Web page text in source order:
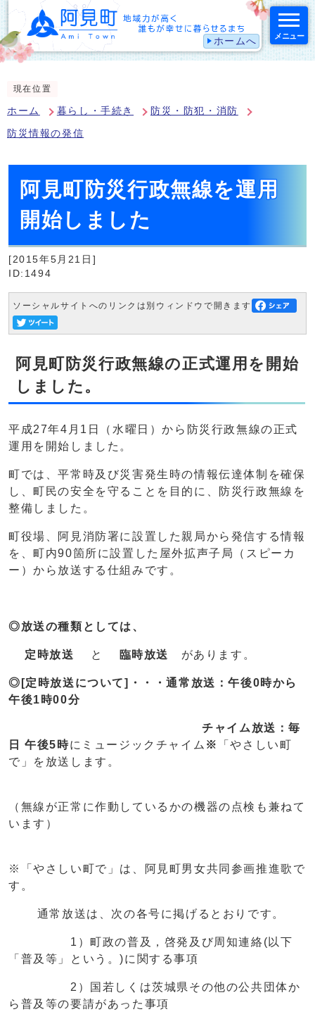
ホームへ メニュー
現在位置
ホーム 暮らし・手続き 防災・防犯・消防
防災情報の発信
阿見町防災行政無線を運用
開始しました
[2015年5月21日]
ID:1494
ソーシャルサイトへのリンクは別ウィンドウで開きます
阿見町防災行政無線の正式運用を開始
しました。
平成27年4月1日（水曜日）から防災行政無線の正式
運用を開始しました。
町では、平常時及び災害発生時の情報伝達体制を確保
し、町民の安全を守ることを目的に、防災行政無線を
整備しました。
町役場、阿見消防署に設置した親局から発信する情報
を、町内90箇所に設置した屋外拡声子局（スピーカ
ー）から放送する仕組みです。
◎放送の種類としては、
定時放送 と 臨時放送 があります。
◎[定時放送について]・・・通常放送 ：午後0時から
午後1時00分
チャイム放送：毎
日 午後5時にミュージックチャイム ※
「やさしい町
で」を放送します。
（無線が正常に作動しているかの機器の点検も兼ねて
います）
※「やさしい町で」は、阿見町男女共同参画推進歌で
す。
通常放送は、次の各号に掲げるとおりです。
1）町政の普及，啓発及び周知連絡(以下
「普及等」という。)に関する事項
2）国若しくは茨城県その他の公共団体か
ら普及等の要請があった事項